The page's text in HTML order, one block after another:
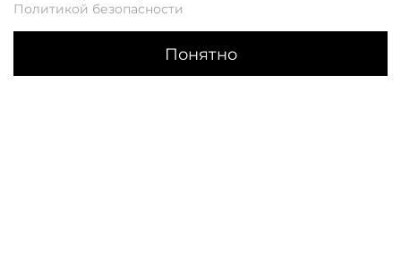
Политикой безопасности
Понятно